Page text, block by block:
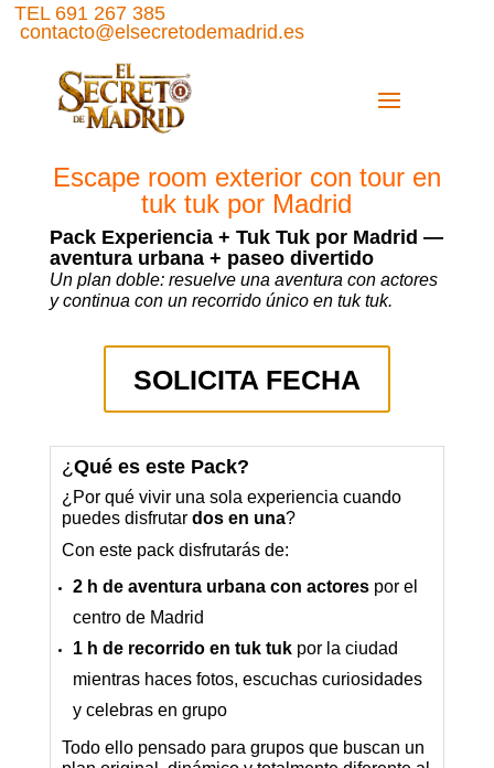
TEL 691 267 385
contacto@elsecretodemadrid.es
Escape room exterior con tour en
tuk tuk por Madrid
Pack Experiencia + Tuk Tuk por Madrid —
aventura urbana + paseo divertido
Un plan doble: resuelve una aventura con actores
y continua con un recorrido único en tuk tuk.
SOLICITA FECHA
¿Qué es este Pack?
¿Por qué vivir una sola experiencia cuando
puedes disfrutar dos en una?
Con este pack disfrutarás de:
2 h de aventura urbana con actorespor el
centro de Madrid
1 h de recorrido en tuk tukpor la ciudad
mientras haces fotos, escuchas curiosidades
y celebras en grupo
Todo ello pensado para grupos que buscan un